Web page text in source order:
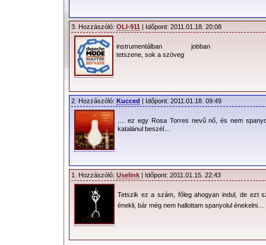
3. Hozzászóló: OLI-911 | Időpont: 2011.01.18. 20:08
instrumentálban jobban
tetszene, sok a szöveg
2. Hozzászóló: Kucced | Időpont: 2011.01.18. 09:49
.... ez egy Rosa Torres nevű nő, és nem
katalánul beszél…
1. Hozzászóló: Uselink | Időpont: 2011.01.15. 22:43
Tetszik ez a szám, főleg ahogyan indul, de ezt
énekli, bár még nem hallottam spanyolul énekelni…